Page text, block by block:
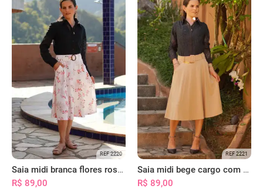
REF 2220
Saia midi branca flores rosas com bolsos
R$ 89,00
REF 2221
Saia midi bege cargo com bolsos
R$ 89,00